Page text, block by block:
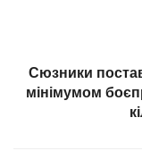
Сюзники
мінімумом